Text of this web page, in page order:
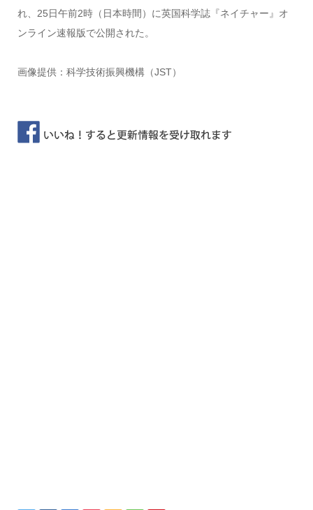
れ、25日午前2時（日本時間）に英国科学誌『ネイチャー』オ
ンライン速報版で公開された。
画像提供：科学技術振興機構（JST）